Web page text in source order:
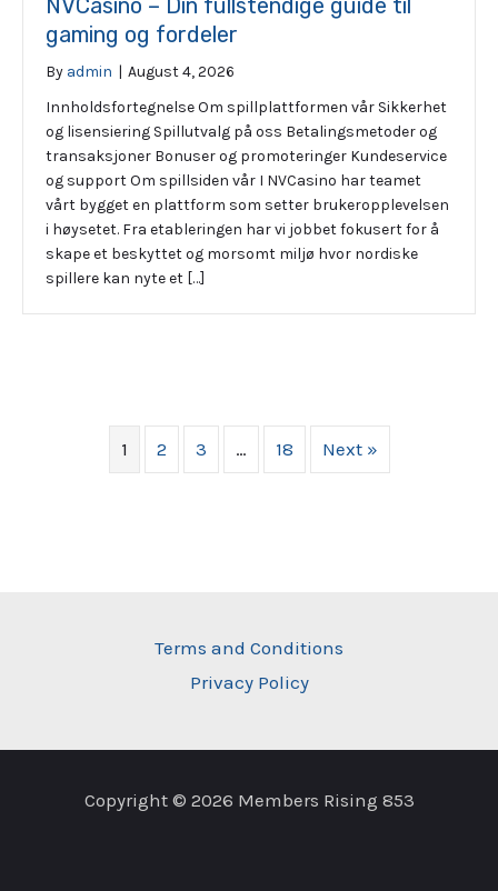
gaming og fordeler
By admin | August 4, 2026
Innholdsfortegnelse Om spillplattformen vår Sikkerhet
og lisensiering Spillutvalg på oss Betalingsmetoder og
transaksjoner Bonuser og promoteringer Kundeservice
og support Om spillsiden vår I NVCasino har teamet
vårt bygget en plattform som setter brukeropplevelsen
i høysetet. Fra etableringen har vi jobbet fokusert for å
skape et beskyttet og morsomt miljø hvor nordiske
spillere kan nyte et […]
1 2 3 … 18 Next »
Terms and Conditions
Privacy Policy
Copyright © 2026 Members Rising 853